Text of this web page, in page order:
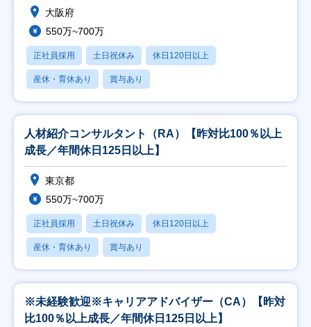
大阪府
550万~700万
正社員採用 土日祝休み 休日120日以上
産休・育休あり 賞与あり
人材紹介コンサルタント（RA）【昨対比100％以上
成長／年間休日125日以上】
東京都
550万~700万
正社員採用 土日祝休み 休日120日以上
産休・育休あり 賞与あり
※未経験歓迎※キャリアアドバイザー（CA）【昨対
比100％以上成長／年間休日125日以上】